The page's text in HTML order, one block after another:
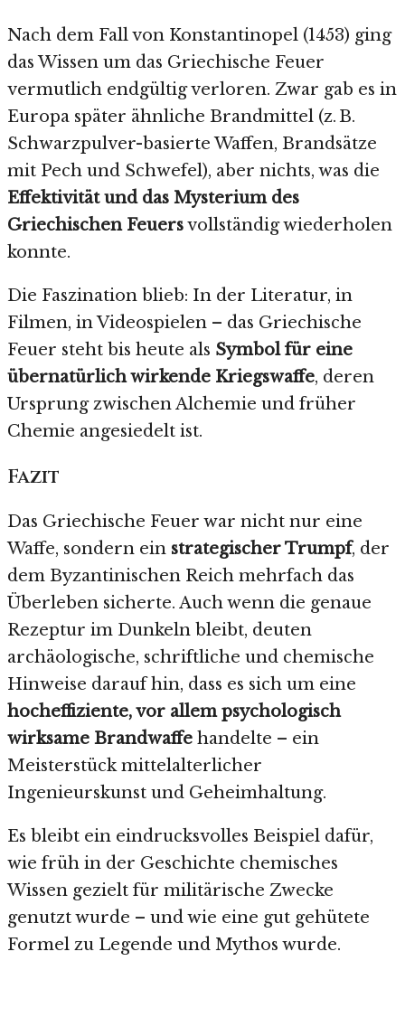
Nach dem Fall von Konstantinopel (1453) ging
das Wissen um das Griechische Feuer
vermutlich endgültig verloren. Zwar gab es in
Europa später ähnliche Brandmittel (z. B.
Schwarzpulver-basierte Waffen, Brandsätze
mit Pech und Schwefel), aber nichts, was die
Effektivität und das Mysterium des
Griechischen Feuersvollständig wiederholen
konnte.
Die Faszination blieb: In der Literatur, in
Filmen, in Videospielen – das Griechische
Feuer steht bis heute als Symbol für eine
übernatürlich wirkende Kriegswaffe, deren
Ursprung zwischen Alchemie und früher
Chemie angesiedelt ist.
Fazit
Das Griechische Feuer war nicht nur eine
Waffe, sondern ein strategischer Trumpf, der
dem Byzantinischen Reich mehrfach das
Überleben sicherte. Auch wenn die genaue
Rezeptur im Dunkeln bleibt, deuten
archäologische, schriftliche und chemische
Hinweise darauf hin, dass es sich um eine
hocheffiziente, vor allem psychologisch
wirksame Brandwaffe handelte – ein
Meisterstück mittelalterlicher
Ingenieurskunst und Geheimhaltung.
Es bleibt ein eindrucksvolles Beispiel dafür,
wie früh in der Geschichte chemisches
Wissen gezielt für militärische Zwecke
genutzt wurde – und wie eine gut gehütete
Formel zu Legende und Mythos wurde.